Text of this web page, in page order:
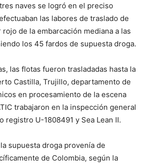
naves se logró en el preciso
las labores de traslado de
de la embarcación mediana a las
los 45 fardos de supuesta droga.
las flotas fueron trasladadas hasta la
Castilla, Trujillo, departamento de
en procesamiento de la escena
trabajaron en la inspección general
registro U-1808491 y Sea Lean II.
supuesta droga provenía de
de Colombia, según la